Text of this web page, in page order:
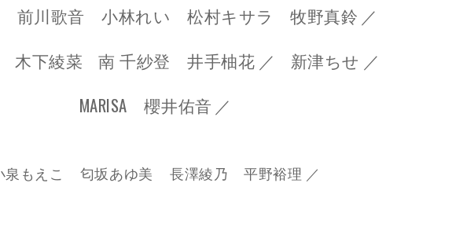
前川歌音 小林れい 松村キサラ 牧野真鈴 ／
木下綾菜 南 千紗登 井手柚花 ／ 新津ちせ ／
MARISA
櫻井佑音 ／
泉もえこ 匂坂あゆ美 長澤綾乃 平野裕理 ／